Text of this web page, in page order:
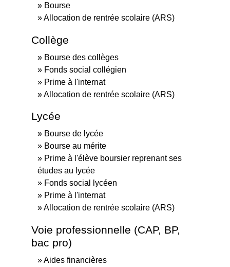
Bourse
Allocation de rentrée scolaire (ARS)
Collège
Bourse des collèges
Fonds social collégien
Prime à l'internat
Allocation de rentrée scolaire (ARS)
Lycée
Bourse de lycée
Bourse au mérite
Prime à l'élève boursier reprenant ses
études au lycée
Fonds social lycéen
Prime à l'internat
Allocation de rentrée scolaire (ARS)
Voie professionnelle (CAP, BP,
bac pro)
Aides financières